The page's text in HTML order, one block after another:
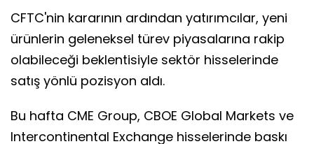
CFTC'nin kararının ardından yatırımcılar, yeni
ürünlerin geleneksel türev piyasalarına rakip
olabileceği beklentisiyle sektör hisselerinde
satış yönlü pozisyon aldı.
Bu hafta CME Group, CBOE Global Markets ve
Intercontinental Exchange hisselerinde baskı